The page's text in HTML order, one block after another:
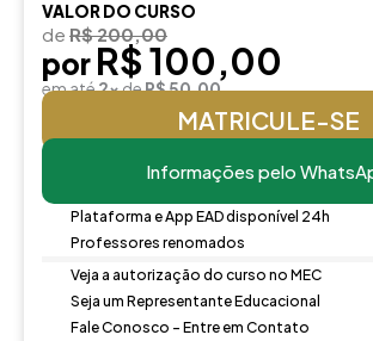
VALOR DO CURSO
de R$ 200,00
por R$ 100,00
em até2xdeR$ 50,00
MATRICULE-SE
Informações pelo
Plataforma e App EAD disponível 24h
Professores renomados
Veja a autorização do curso no MEC
Seja um Representante Educacional
Fale Conosco - Entre em Contato